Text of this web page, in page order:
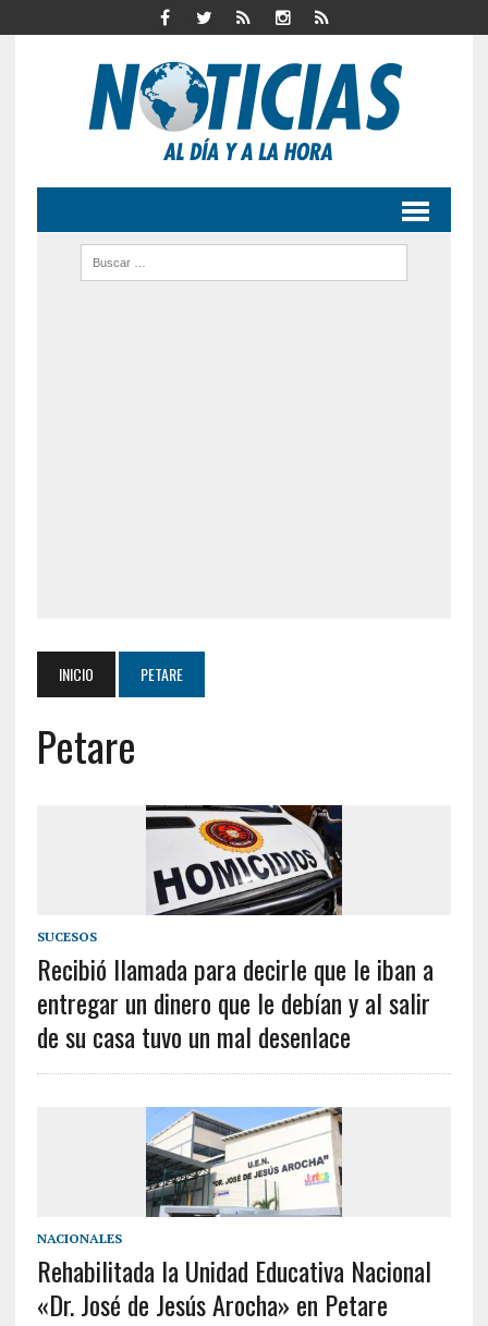
INICIO PETARE
Petare
SUCESOS
Recibió llamada para decirle que le iban a
entregar un dinero que le debían y al salir
de su casa tuvo un mal desenlace
NACIONALES
Rehabilitada la Unidad Educativa Nacional
«Dr. José de Jesús Arocha» en Petare